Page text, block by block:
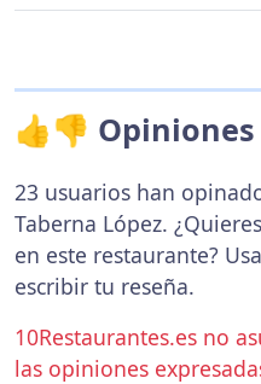
👍👎 Opiniones
23 usuarios han
Taberna López.
en este restaurante? Usa
escribir tu reseña.
10Restaurantes.es no
las opiniones